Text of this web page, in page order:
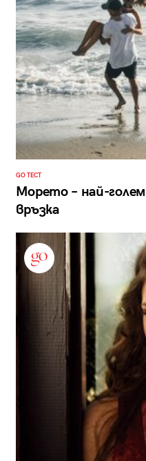
GO ТЕСТ
Морето – най-
връзка